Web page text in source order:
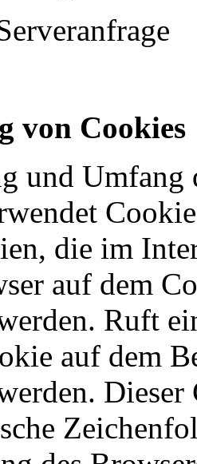
von Cookies
und Umfang
die im
auf dem
Ruft
auf dem